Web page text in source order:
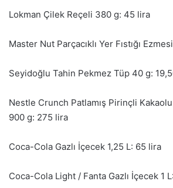
Lokman Çilek Reçeli 380 g: 45 lira
Master Nut Parçacıklı Yer Fıstığı
Seyidoğlu Tahin Pekmez Tüp 40 g:
Nestle Crunch Patlamış Pirinçli Kakaolu
900 g: 275 lira
Coca-Cola Gazlı İçecek 1,25 L: 65 lira
Coca-Cola Light / Fanta Gazlı İçecek 1